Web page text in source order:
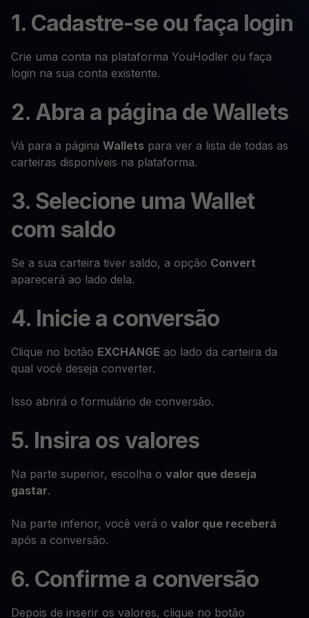
1. Cadastre-se ou faça login
Crie uma conta na plataforma YouHodler ou faça
login na sua conta existente.
2. Abra a página de Wallets
Vá para a página Wallets para ver a lista de todas as
carteiras disponíveis na plataforma.
3. Selecione uma Wallet
com saldo
Se a sua carteira tiver saldo, a opção Convert
aparecerá ao lado dela.
4. Inicie a conversão
Clique no botão EXCHANGE ao lado da carteira da
qual você deseja converter.
Isso abrirá o formulário de conversão.
5. Insira os valores
Na parte superior, escolha o valor que deseja
gastar.
Na parte inferior, você verá o valor que receberá
após a conversão.
6. Confirme a conversão
Depois de inserir os valores, clique no botão